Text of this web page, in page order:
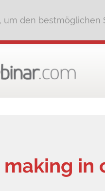
um den bestmöglichen
in